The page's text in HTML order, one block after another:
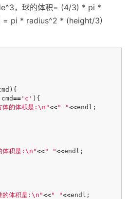
，球的体积= (4/3) * pi *
= pi * radius^2 * (height/3)
){
cmd== 'c' ){
体的体积是: \n "<<" "<<endl ;
体积是:\n "<<" "<<endl ;
的体积是:\n "<<" "<<endl ;